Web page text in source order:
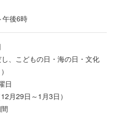
午後6時
、こどもの日・海の日・文化
日
月29日～1月3日）